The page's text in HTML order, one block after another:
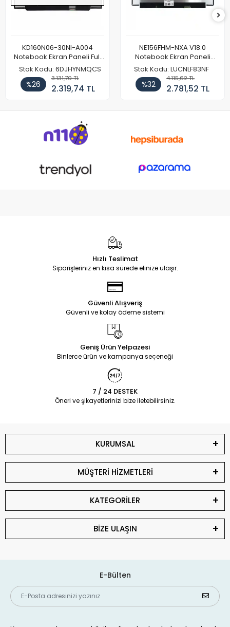
KD160N06-30NI-A004
Notebook Ekran Paneli Full
HD
Stok Kodu: 6DJHYNMQCS
%26
3.131,70 TL
2.319,74 TL
NE156FHM-NXA V18.0
Notebook Ekran Paneli
144Hz
Stok Kodu: LUCNLF83NF
%32
4.115,62 TL
2.781,52 TL
Hızlı Teslimat
Siparişleriniz en kısa sürede elinize ulaşır.
Güvenli Alışveriş
Güvenli ve kolay ödeme sistemi
Geniş Ürün Yelpazesi
Binlerce ürün ve kampanya seçeneği
7 / 24 DESTEK
Öneri ve şikayetlerinizi bize iletebilirsiniz.
KURUMSAL
MÜŞTERİ HİZMETLERİ
KATEGORİLER
BİZE ULAŞIN
E-Bülten